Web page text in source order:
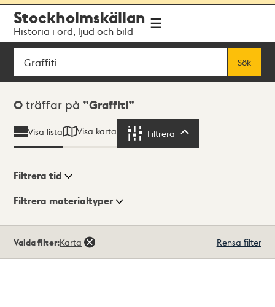
navigationen
huvudinnehållet
Stockholmskällan
Historia i ord, ljud och bild
Sök
Sök
Sökresultat
0 träffar på Graffiti
Visa lista Visa karta Filtrera
Visningsläge
Filtrera tid
Filtrera materialtyper
träffar
Valda filter:Karta Rensa filter